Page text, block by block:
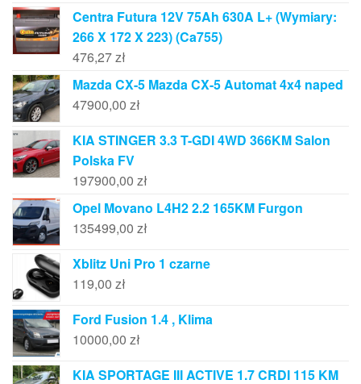
Centra Futura 12V 75Ah 630A L+ (Wymiary:
266 X 172 X 223) (Ca755)
476,27zł
Mazda CX-5 Mazda CX-5 Automat 4x4 naped
47900,00 zł
KIA STINGER 3.3 T-GDI 4WD 366KM Salon
Polska FV
197900,00 zł
Opel Movano L4H2 2.2 165KM Furgon
135499,00 zł
Xblitz Uni Pro 1 czarne
119,00 zł
Ford Fusion 1.4 , Klima
10000,00 zł
KIA SPORTAGE III ACTIVE 1.7 CRDI 115 KM